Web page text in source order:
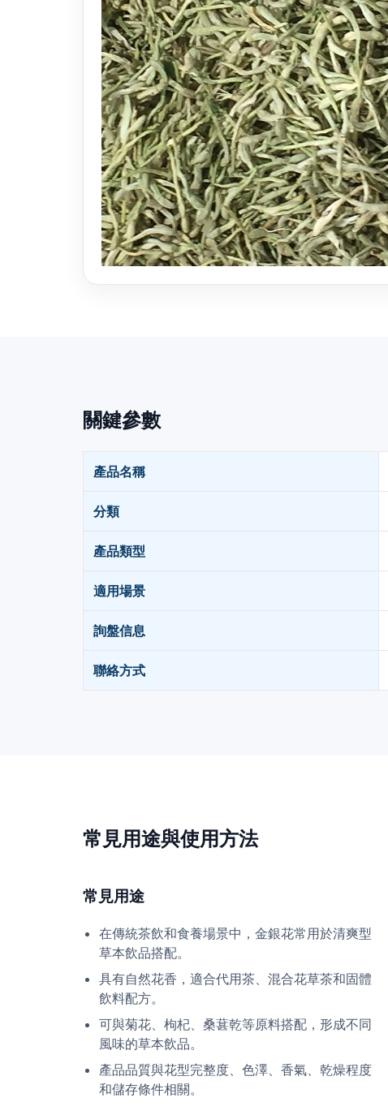
關鍵參數
產品名稱
分類
產品類型
適用場景
詢盤信息
聯絡方式
常見用途與使用方法
常見用途
在傳統茶飲和食養場景中，金銀花常用於清爽型
草本飲品搭配。
具有自然花香，適合代用茶、混合花草茶和固體
飲料配方。
可與菊花、枸杞、桑葚乾等原料搭配，形成不同
風味的草本飲品。
產品品質與花型完整度、色澤、香氣、乾燥程度
和儲存條件相關。